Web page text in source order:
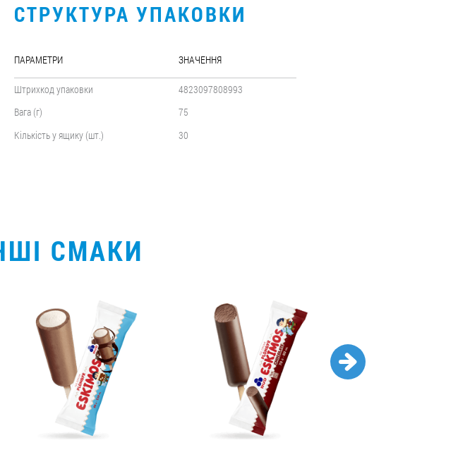
СТРУКТУРА УПАКОВКИ
ПАРАМЕТРИ ЗНАЧЕННЯ
Штрихкод упаковки
4823097808993
Вага (г)
75
Кількість у ящику (шт.)
30
СМАКИ